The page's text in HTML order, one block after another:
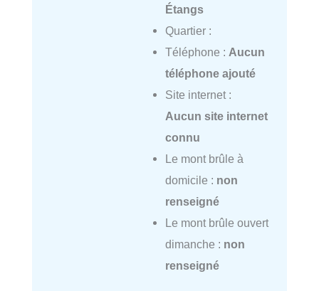
Étangs
Quartier :
Téléphone : Aucun
téléphone ajouté
Site internet :
Aucun site internet
connu
Le mont brûle à
domicile : non
renseigné
Le mont brûle ouvert
dimanche : non
renseigné